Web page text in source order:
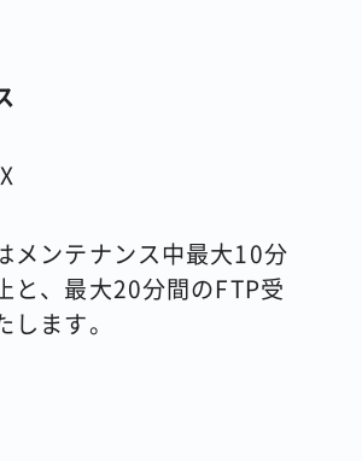
メンテナンス中最大10分
と、最大20分間のFTP受
ます。